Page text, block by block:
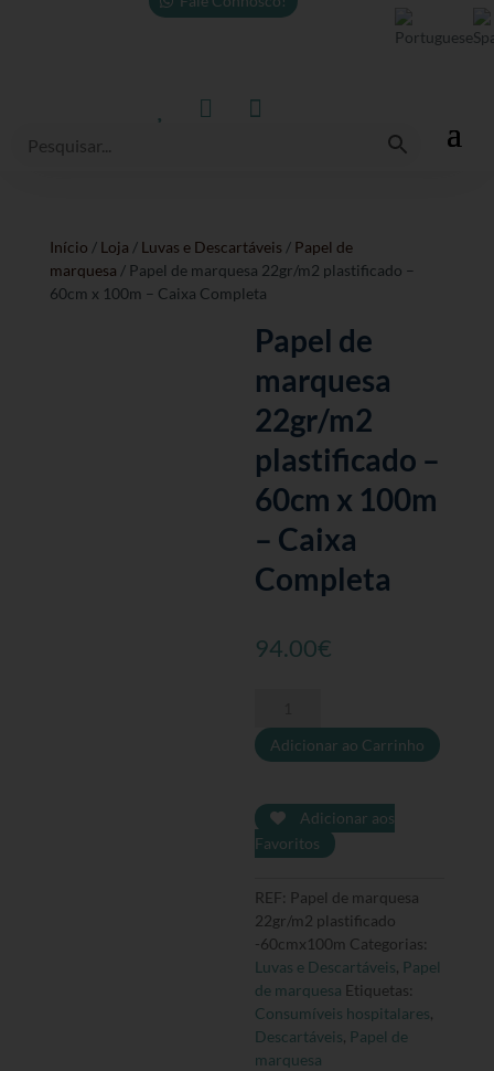
 
Início / Loja / Luvas e Descartáveis / Papel de
marquesa / Papel de marquesa 22gr/m2 plastificado –
60cm x 100m – Caixa Completa
Papel de
marquesa
22gr/m2
plastificado –
60cm x 100m
– Caixa
Completa
94.00€
Papel
22gr/m2
plastificado
-
x
100m
Caixa
Completa
Adicionar ao Carrinho
Adicionar aos
Favoritos
REF: Papel de marquesa
22gr/m2 plastificado
-60cmx100m Categorias:
Luvas e Descartáveis, Papel
de marquesa Etiquetas:
Consumíveis hospitalares,
Descartáveis, Papel de
marquesa